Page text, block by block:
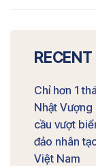
Chỉ hơn 1
Nhật
cầu vượt
đảo nhân
Việt Nam